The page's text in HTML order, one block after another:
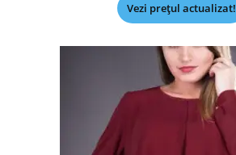
Vezi prețul actualizat!